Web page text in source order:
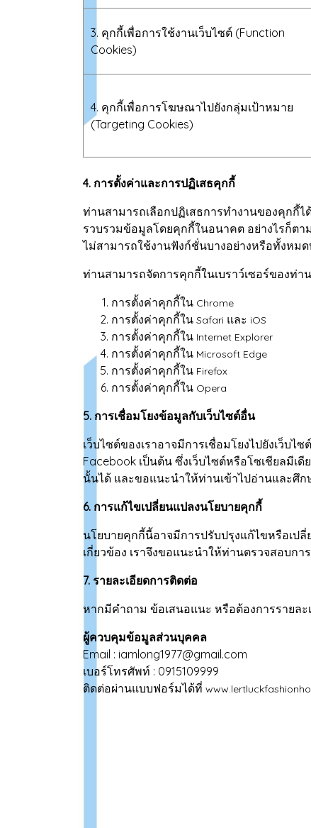
3. คุกกี้เพื่อการใช้งานเว็บไซต์ (Function
Cookies)
4. คุกกี้เพื่อการโฆษณาไปยังกลุ่มเป้าหมาย
(Targeting Cookies)
4. การตั้งค่าและการปฏิเสธคุกกี้
ท่านสามารถเลือกปฏิเสธการทำงานของคุกกี้ไ
รวบรวมข้อมูลโดยคุกกี้ในอนาคต อย่างไรก็ต
ไม่สามารถใช้งานฟังก์ชั่นบางอย่างหรือทั้งหม
ท่านสามารถจัดการคุกกี้ในเบราว์เซอร์ของท่า
การตั้งค่าคุกกี้ใน Chrome
การตั้งค่าคุกกี้ใน Safari และ iOS
การตั้งค่าคุกกี้ใน Internet Explorer
การตั้งค่าคุกกี้ใน Microsoft Edge
การตั้งค่าคุกกี้ใน Firefox
การตั้งค่าคุกกี้ใน Opera
5. การเชื่อมโยงข้อมูลกับเว็บไซต์อื่น
เว็บไซต์ของเราอาจมีการเชื่อมโยงไปยังเว็บ
Facebook เป็นต้น ซึ่งเว็บไซต์หรือโซเชียลมี
นั้นได้ และขอแนะนำให้ท่านเข้าไปอ่านและศึ
6. การแก้ไขเปลี่ยนแปลงนโยบายคุกกี้
นโยบายคุกกี้นี้อาจมีการปรับปรุงแก้ไขหรือเ
เกี่ยวข้อง เราจึงขอแนะนำให้ท่านตรวจสอบก
7. รายละเอียดการติดต่อ
หากมีคำถาม ข้อเสนอแนะ หรือต้องการรายล
ผู้ควบคุมข้อมูลส่วนบุคคล
Email : iamlong1977@gmail.com
เบอร์โทรศัพท์ : 0915109999
ติดต่อผ่านแบบฟอร์มได้ที่